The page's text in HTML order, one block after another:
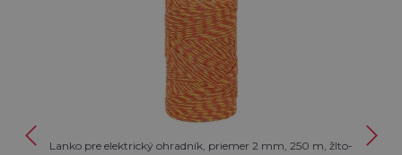
Lanko pre elektrický ohradník, priemer 2 mm, 250 m, žlto-